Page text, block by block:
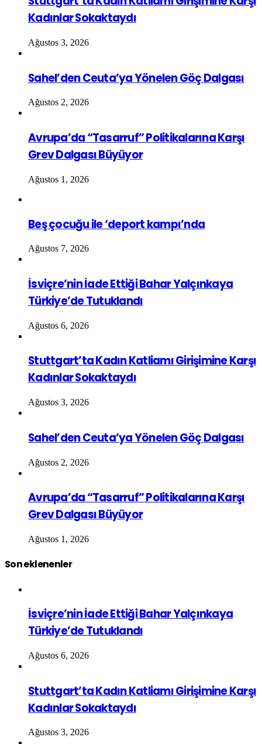
Kadınlar Sokaktaydı
Ağustos 3, 2026
Sahel’den Ceuta’ya Yönelen Göç Dalgası
Ağustos 2, 2026
Avrupa’da “Tasarruf” Politikalarına Karşı
Grev Dalgası Büyüyor
Ağustos 1, 2026
Beş çocuğu ile ‘deport kampı’nda
Ağustos 7, 2026
İsviçre’nin İade Ettiği Bahar Yalçınkaya
Türkiye’de Tutuklandı
Ağustos 6, 2026
Stuttgart’ta Kadın Katliamı Girişimine Karşı
Kadınlar Sokaktaydı
Ağustos 3, 2026
Sahel’den Ceuta’ya Yönelen Göç Dalgası
Ağustos 2, 2026
Avrupa’da “Tasarruf” Politikalarına Karşı
Grev Dalgası Büyüyor
Ağustos 1, 2026
Son eklenenler
İsviçre’nin İade Ettiği Bahar Yalçınkaya
Türkiye’de Tutuklandı
Ağustos 6, 2026
Stuttgart’ta Kadın Katliamı Girişimine Karşı
Kadınlar Sokaktaydı
Ağustos 3, 2026